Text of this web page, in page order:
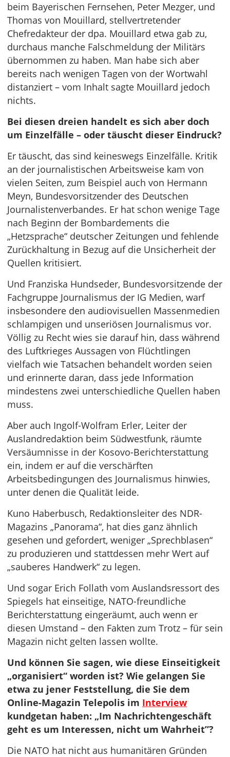
beim Bayerischen Fernsehen, Peter Mezger, und
Thomas von Mouillard, stellvertretender
Chefredakteur der dpa. Mouillard etwa gab zu,
durchaus manche Falschmeldung der Militärs
übernommen zu haben. Man habe sich aber
bereits nach wenigen Tagen von der Wortwahl
distanziert – vom Inhalt sagte Mouillard jedoch
nichts.
Bei diesen dreien handelt es sich aber doch
um Einzelfälle – oder täuscht dieser Eindruck?
Er täuscht, das sind keineswegs Einzelfälle. Kritik
an der journalistischen Arbeitsweise kam von
vielen Seiten, zum Beispiel auch von Hermann
Meyn, Bundesvorsitzender des Deutschen
Journalistenverbandes. Er hat schon wenige Tage
nach Beginn der Bombardements die
„Hetzsprache“ deutscher Zeitungen und fehlende
Zurückhaltung in Bezug auf die Unsicherheit der
Quellen kritisiert.
Und Franziska Hundseder, Bundesvorsitzende der
Fachgruppe Journalismus der IG Medien, warf
insbesondere den audiovisuellen Massenmedien
schlampigen und unseriösen Journalismus vor.
Völlig zu Recht wies sie darauf hin, dass während
des Luftkrieges Aussagen von Flüchtlingen
vielfach wie Tatsachen behandelt worden seien
und erinnerte daran, dass jede Information
mindestens zwei unterschiedliche Quellen haben
muss.
Aber auch Ingolf-Wolfram Erler, Leiter der
Auslandredaktion beim Südwestfunk, räumte
Versäumnisse in der Kosovo-Berichterstattung
ein, indem er auf die verschärften
Arbeitsbedingungen des Journalismus hinwies,
unter denen die Qualität leide.
Kuno Haberbusch, Redaktionsleiter des NDR-
Magazins „Panorama“, hat dies ganz ähnlich
gesehen und gefordert, weniger „Sprechblasen“
zu produzieren und stattdessen mehr Wert auf
„sauberes Handwerk“ zu legen.
Und sogar Erich Follath vom Auslandsressort des
Spiegels hat einseitige, NATO-freundliche
Berichterstattung eingeräumt, auch wenn er
diesen Umstand – den Fakten zum Trotz – für sein
Magazin nicht gelten lassen wollte.
Und können Sie sagen, wie diese Einseitigkeit
„organisiert“ worden ist? Wie gelangen Sie
etwa zu jener Feststellung, die Sie dem
Online-Magazin Telepolis im Interview
kundgetan haben: „Im Nachrichtengeschäft
geht es um Interessen, nicht um Wahrheit”?
Die NATO hat nicht aus humanitären Gründen